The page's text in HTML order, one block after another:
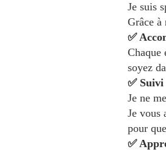
Je suis
Grâce à
✅
Chaque
soyez
✅
Je ne
Je vous
pour
✅